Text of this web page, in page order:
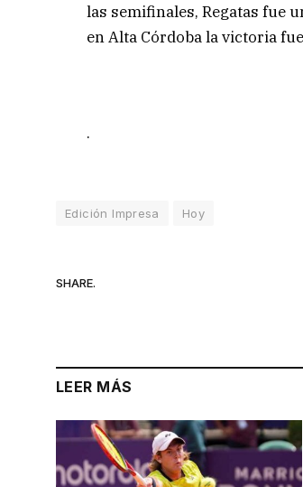
las semifinales, Regatas fue
en Alta Córdoba la victoria
.
Edición Impresa Hoy
SHARE.
LEER MÁS